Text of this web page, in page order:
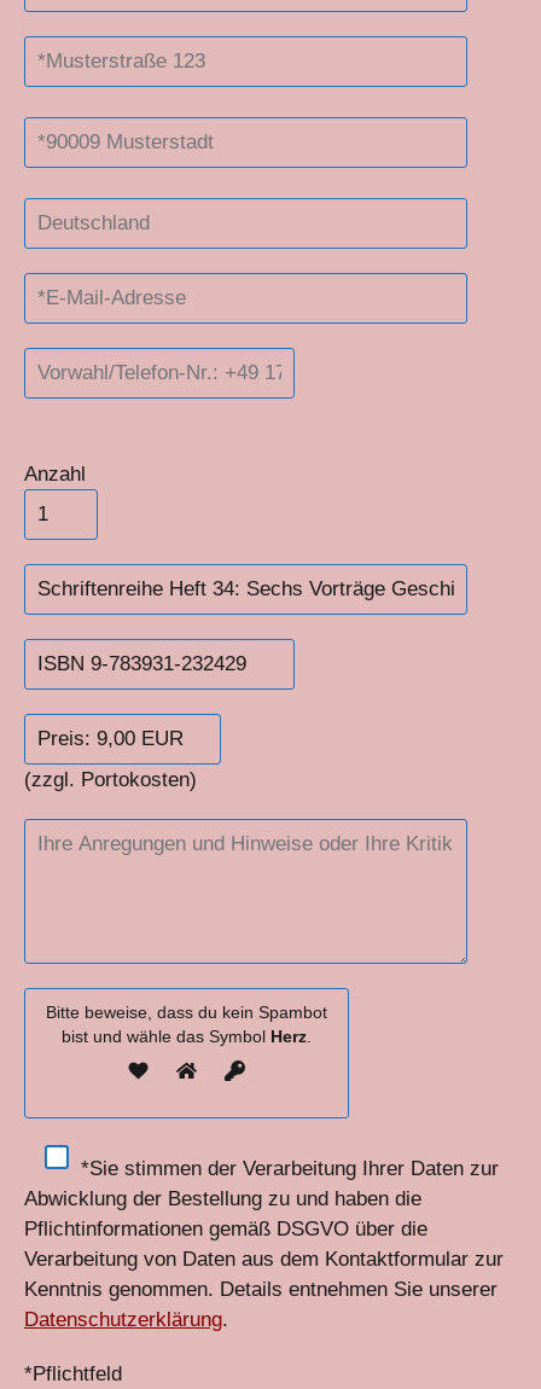
Anzahl
(zzgl. Portokosten)
Bitte beweise, dass du kein Spambot
bist und wähle das Symbol Herz
*Sie stimmen der Verarbeitung Ihrer Daten zur
Abwicklung der Bestellung zu und haben die
Pflichtinformationen gemäß DSGVO über die
Verarbeitung von Daten aus dem Kontaktformular zur
Kenntnis genommen. Details entnehmen Sie unserer
Datenschutzerklärung.
*Pflichtfeld